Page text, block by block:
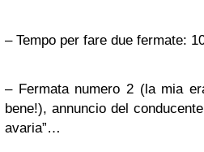
– Tempo per fare due fermate:
– Fermata numero 2 (la mia
bene!), annuncio del
avaria”…